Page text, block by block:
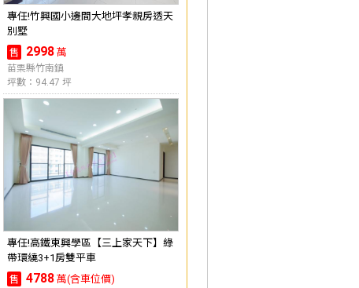
專任!竹興國小邊間大地坪孝親房透天
別墅
售 2998 萬
苗栗縣竹南鎮
坪數：94.47 坪
專任!高鐵東興學區【三上家天下】綠
帶環繞3+1房雙平車
售 4788 萬(含車位價)